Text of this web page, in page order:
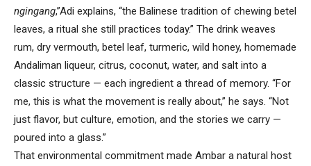
ngingang,”Adi explains, “the Balinese tradition of chewing betel
leaves, a ritual she still practices today.” The drink weaves
rum, dry vermouth, betel leaf, turmeric, wild honey, homemade
Andaliman liqueur, citrus, coconut, water, and salt into a
classic structure — each ingredient a thread of memory. “For
me, this is what the movement is really about,” he says. “Not
just flavor, but culture, emotion, and the stories we carry —
poured into a glass.”
That environmental commitment made Ambar a natural host